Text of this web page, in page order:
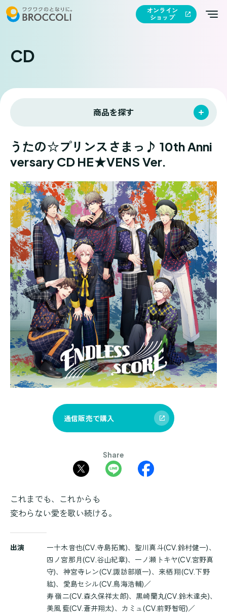
オンライン
ショップ
CD
商品を探す
うたの☆プリンスさまっ♪ 10th Anni
versary CD HE★VENS Ver.
通信販売で購入
Share
これまでも、これからも
変わらない愛を歌い続ける。
品
出演
一十木音也(CV.寺島拓篤)、聖川真斗(CV.鈴村健一)、
四ノ宮那月(CV.谷山紀章)、一ノ瀬トキヤ(CV.宮野真
守)、神宮寺レン(CV.諏訪部順一)、来栖 翔(CV.下野
紘)、愛島セシル(CV.鳥海浩輔)／
寿 嶺二(CV.森久保祥太郎)、黒崎蘭丸(CV.鈴木達央)、
美風 藍(CV.蒼井翔太)、カミュ(CV.前野智昭)／